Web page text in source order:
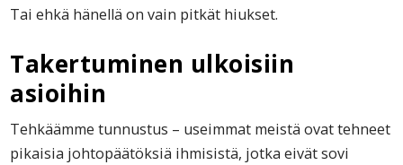
Tai ehkä hänellä on vain pitkät hiukset.
Takertuminen ulkoisiin
asioihin
Tehkäämme tunnustus – useimmat meistä ovat tehneet
pikaisia johtopäätöksiä ihmisistä, jotka eivät sovi